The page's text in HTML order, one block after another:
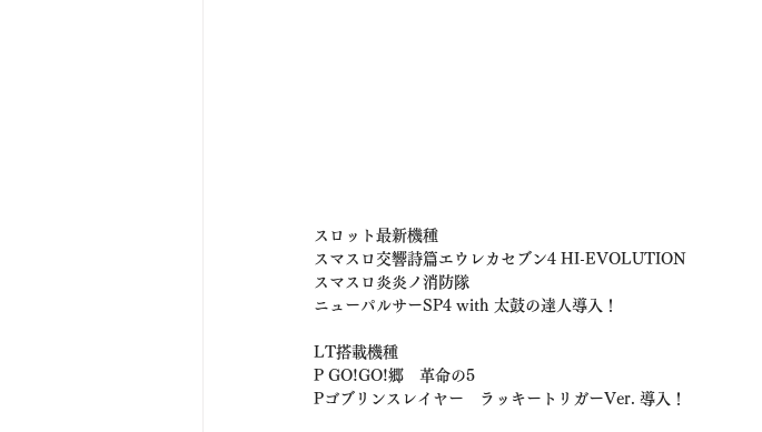
スロット最新機種
スマスロ交響詩篇エウレカセブン4 HI-EVOLUTION
スマスロ炎炎ノ消防隊
ニューパルサーSP4 with 太鼓の達人導入！
LT搭載機種
P GO!GO!郷　革命の5
Pゴブリンスレイヤー　ラッキートリガーVer. 導入！